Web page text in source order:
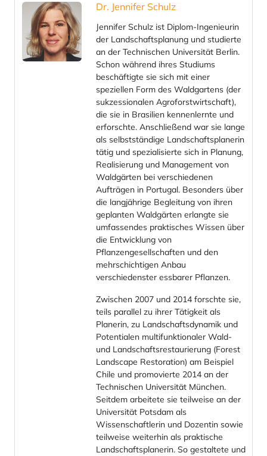
Dr. Jennifer Schulz
Jennifer Schulz ist Diplom-Ingenieurin
der Landschaftsplanung und studierte
an der Technischen Universität Berlin.
Schon während ihres Studiums
beschäftigte sie sich mit einer
speziellen Form des Waldgartens (der
sukzessionalen Agroforstwirtschaft),
die sie in Brasilien kennenlernte und
erforschte. Anschließend war sie lange
als selbstständige Landschaftsplanerin
tätig und spezialisierte sich in Planung,
Realisierung und Management von
Waldgärten bei verschiedenen
Aufträgen in Portugal. Besonders über
die langjährige Begleitung von ihren
geplanten Waldgärten erlangte sie
umfassendes praktisches Wissen über
die Entwicklung von
Pflanzengesellschaften und den
mehrschichtigen Anbau
verschiedenster essbarer Pflanzen.
Zwischen 2007 und 2014 forschte sie,
teils parallel zu ihrer Tätigkeit als
Planerin, zu Landschaftsdynamik und
Potentialen multifunktionaler Wald-
und Landschaftsrestaurierung (Forest
Landscape Restoration) am Beispiel
Chile und promovierte 2014 an der
Technischen Universität München.
Seitdem arbeitete sie teilweise an der
Universität Potsdam als
Wissenschaftlerin und Dozentin sowie
teilweise weiterhin als praktische
Landschaftsplanerin. So gestaltete und